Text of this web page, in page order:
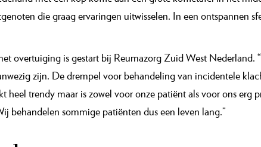
die graag ervaringen uitwisselen. In een ontspannen
overtuiging is gestart bij Reumazorg Zuid West Nederland.
zijn. De drempel voor behandeling van incidentele
trendy maar is zowel voor onze patiënt als voor ons erg
behandelen sommige patiënten dus een leven lang.”